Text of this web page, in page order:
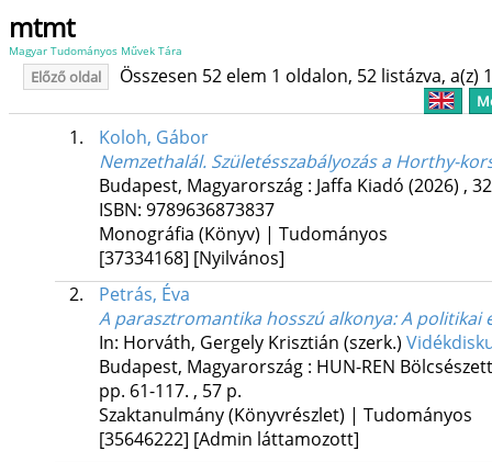
mtmt
Magyar Tudományos Művek Tára
Előző oldal Összesen 52 elem 1 oldalon, 52 listázva, a(z)
1.
Koloh, Gábor
Nemzethalál. Születésszabályozás a Horthy-
Budapest, Magyarország : Jaffa Kiadó (2026) ,
ISBN: 9789636873837
Monográfia (Könyv) | Tudományos
[37334168] [Nyilvános]
2.
Petrás, Éva
A parasztromantika hosszú alkonya: A politikai
In: Horváth, Gergely Krisztián (szerk.)
Budapest, Magyarország : HUN-REN
pp. 61-117. , 57 p.
Szaktanulmány (Könyvrészlet) | Tudományos
[35646222] [Admin láttamozott]